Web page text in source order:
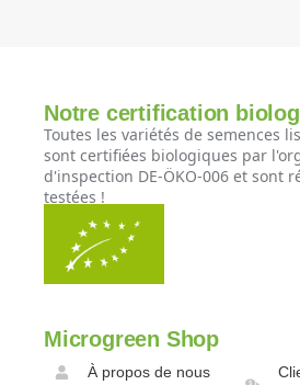
Notre certification
Toutes les variétés de semences
sont certifiées biologiques par
d'inspection DE-ÖKO-006 et sont
testées !
Microgreen Shop
À propos de nous